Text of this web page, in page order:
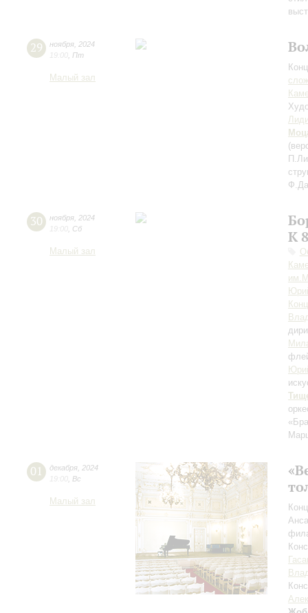
29 ноября 2024
19:00 Пт
Малый зал
30 ноября 2024
19:00 Сб
Малый зал
К
01 декабря 2024
19:00 Вс
Малый зал